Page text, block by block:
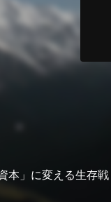
本」に変える生存戦